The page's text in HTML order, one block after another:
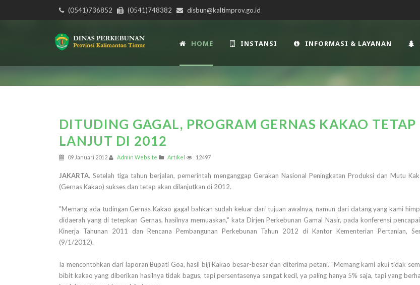
(0541)736852 (0541)748382 disbun@kaltimprov.go.id
HOME INSTANSI INFORMASI & LAYANAN
DITUDING GAGAL, PROGRAM GERNAS KAKAO TETAP
LANJUT DI 2012
09 Januari 2012 Admin Website Artikel 12497
JAKARTA. Setelah tiga tahun berjalan, pemerintah menganggap Gerakan Nasional Peningkatan Produksi dan Mutu
(Gernas Kakao) sukses dan tetap akan dilanjutkan di 2012.
"Memang ada tudingan Gernas Kakao gagal bahkan sudah keluar dari tujuan awalnya, namun dari datang yang kami
didaerah yang di tetepkan Gernas, hasilnya memuaskan," kata Dirjen Perkebunan Gamal Nasir, pada konferensi
Kinerja Tahunan 2011 dan Rencana Pembangunan Perkebunan Tahun 2012 di Kantor Kementerian Pertanian,
(9/1/2012).
Ia mencontohkan dari laporan Bupati Goa, hasil biji Kakao besar-besar dan diterima petani. "Memang kami akui tidak
bibit kakao yang diberikan hasilnya tidak bagus, tapi persentasenya sangat kecil, ya paling hanya 5% saja, tapi yang